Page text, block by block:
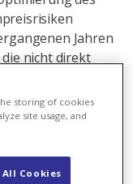
Jahren
nicht direkt
mit
und das
storing of cookies
site usage, and
Cookies